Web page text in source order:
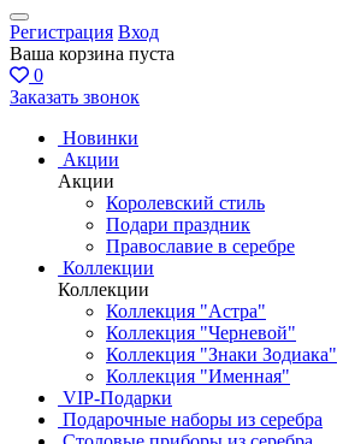
Регистрация Вход
Ваша корзина пуста
0
Заказать звонок
Новинки
Акции
Акции
Королевский стиль
Подари праздник
Православие в серебре
Коллекции
Коллекции
Коллекция "Астра"
Коллекция "Черневой"
Коллекция "Знаки Зодиака"
Коллекция "Именная"
VIP-Подарки
Подарочные наборы из серебра